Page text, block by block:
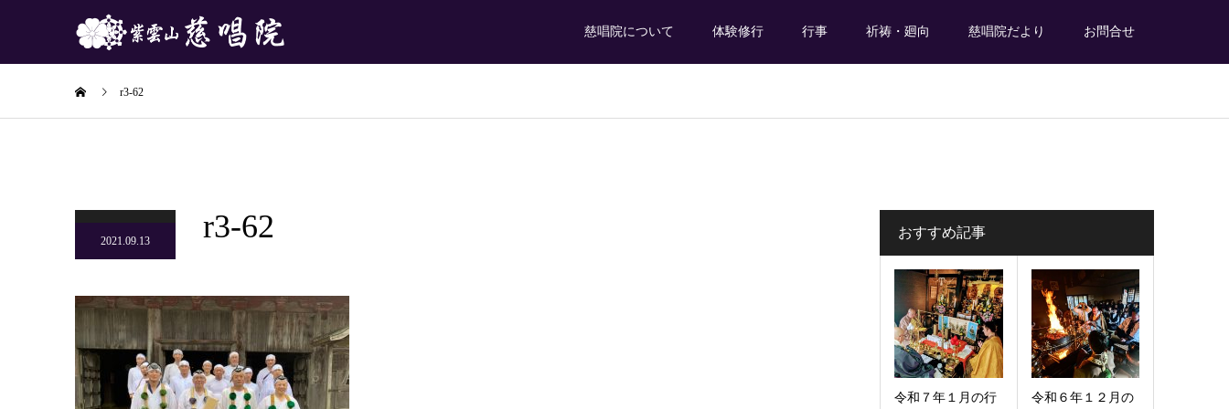
慈唱院について 体験修行 行事 祈祷・廻向 慈唱院だより お問合せ
r3-62
2021.09.13 r3-62 おすすめ記事
令和７年１月の行
令和６年１２月の